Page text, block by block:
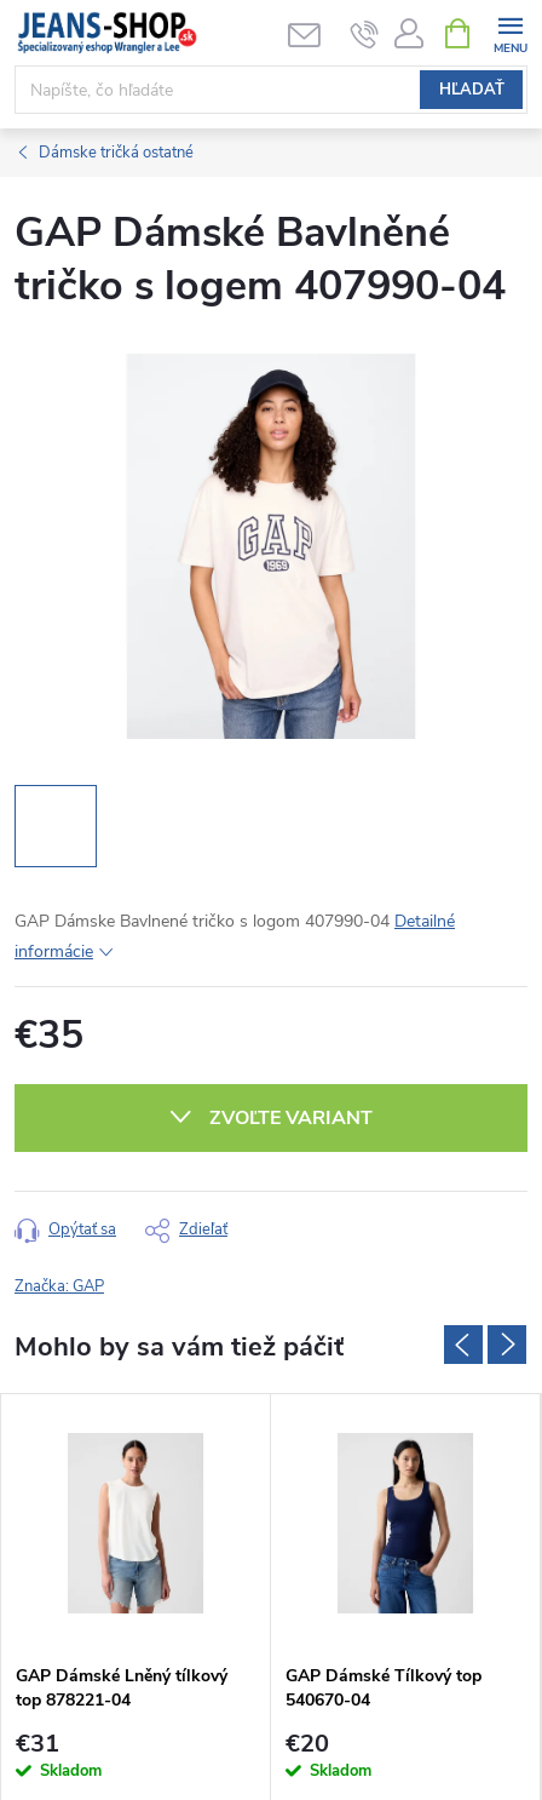
Prejsť
obsah
HĽADAŤ
KOŠÍK
Dámske tričká ostatné
GAP Dámské Bavlněné
tričko s logem 407990-04
GAP Dámske Bavlnené tričko s logom 407990-04 Detailné
informácie
€35
ZVOĽTE VARIANT
Opýtať sa Zdieľať
Značka:GAP
GAP Dámské Lněný tílkový
top 878221-04
€31
Skladom
GAP Dámské Tílkový top
540670-04
€20
Skladom